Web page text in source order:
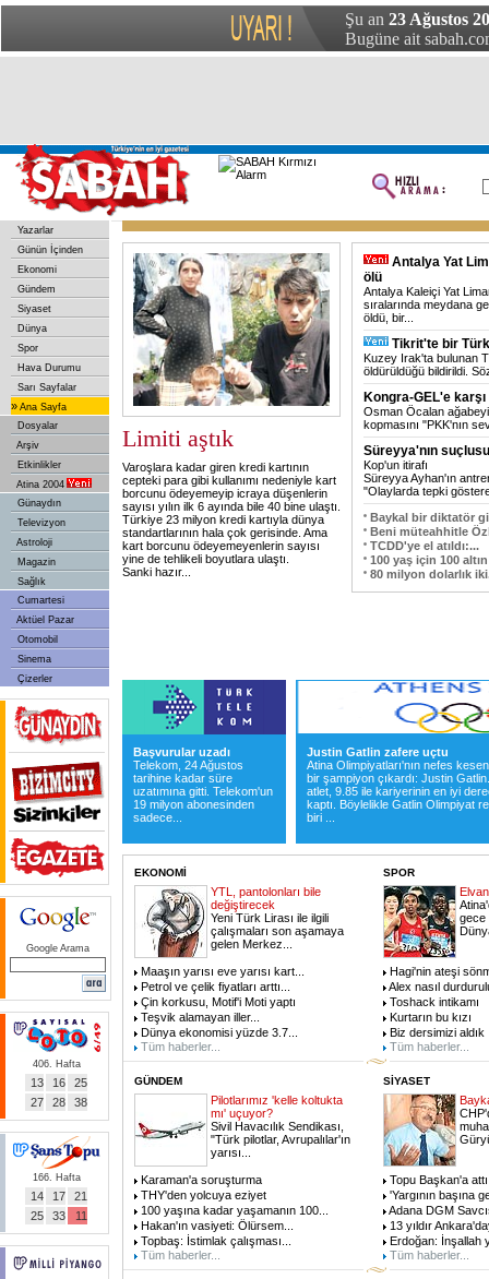
Şu an 23 Ağustos
Bugüne ait
Yazarlar
Günün İçinden
Ekonomi
Gündem
Siyaset
Dünya
Spor
Hava Durumu
Sarı Sayfalar
» Ana Sayfa
Dosyalar
Arşiv
Etkinlikler
Atina 2004
Günaydın
Televizyon
Astroloji
Magazin
Sağlık
Cumartesi
Aktüel Pazar
Otomobil
Sinema
Çizerler
Google Arama
406. Hafta
13 16
25
27
28 38
166. Hafta
14 17
21
25
33 11
Limiti aştık
Varoşlara kadar giren kredi kartının
cepteki para gibi kullanımı nedeniyle kart
borcunu ödeyemeyip icraya düşenlerin
sayısı yılın ilk 6 ayında bile 40 bine ulaştı.
Türkiye 23 milyon kredi kartıyla dünya
standartlarının hala çok gerisinde. Ama
kart borcunu ödeyemeyenlerin sayısı
yine de tehlikeli boyutlara ulaştı.
Sanki hazır...
Antalya Yat
ölü
Antalya Kaleiçi Yat
sıralarında meydana
öldü, bir...
Tikrit'te bir
Kuzey Irak'ta bulunan
öldürüldüğü bildirildi.
Kongra-GEL'e
Osman Öcalan
kopmasını "PKK'nın
Süreyya'nın
Kop'un itirafı
Süreyya Ayhan'ın
"Olaylarda tepki
Baykal bir diktatör
Beni müteahhitle
TCDD'ye el atıldı:...
100 yaş için 100
80 milyon dolarlık iki
Başvurular uzadı
Telekom, 24 Ağustos
tarihine kadar süre
uzatımına gitti. Telekom'un
19 milyon abonesinden
sadece...
Justin Gatlin zafere uçtu
Atina Olimpiyatları'nın nefes
bir şampiyon çıkardı: Justin
atlet, 9.85 ile kariyerinin en iyi
kaptı. Böylelikle Gatlin Olimpiyat
biri ...
EKONOMİ
YTL, pantolonları bile
değiştirecek
Yeni Türk Lirası ile ilgili
çalışmaları son aşamaya
gelen Merkez
Maaşın yarısı eve yarısı kart
Petrol ve çelik fiyatları arttı
Çin korkusu, Motif'i Moti yaptı
Teşvik alamayan iller...
Dünya ekonomisi yüzde 3.7
Tüm haberler...
SPOR
gece
Hagi'nin ateşi
Alex nasıl
Toshack intikamı
Kurtarın bu kızı
Biz dersimizi aldık
Tüm haberler...
GÜNDEM
Pilotlarımız 'kelle koltukta
mı' uçuyor?
Sivil Havacılık Sendikası,
"Türk pilotlar, Avrupalılar'ın
yarısı
Karaman'a soruşturma
THY'den yolcuya eziyet
100 yaşına kadar yaşamanın 100
Hakan'ın vasiyeti: Ölürsem
Topbaş: İstimlak çalışması
Tüm haberler...
SİYASET
Topu Başkan'a attı
'Yargının başına
Adana DGM
13 yıldır
Erdoğan: İnşallah
Tüm haberler...